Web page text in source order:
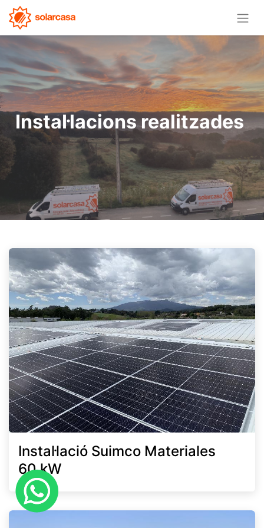
Instal·lacions realitzades
Instal·lació Suimco Materiales
60 kW